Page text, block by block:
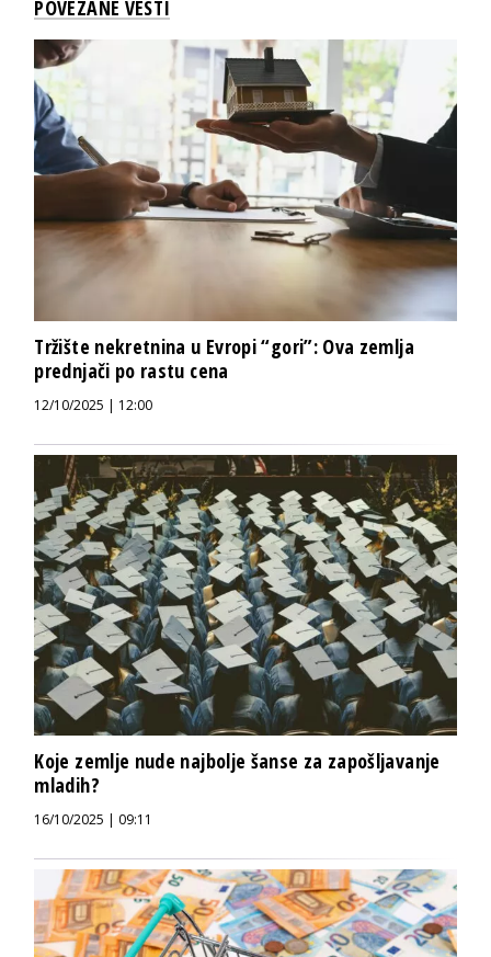
POVEZANE VESTI
Tržište nekretnina u Evropi “gori”: Ova zemlja
prednjači po rastu cena
12/10/2025 | 12:00
Koje zemlje nude najbolje šanse za zapošljavanje
mladih?
16/10/2025 | 09:11